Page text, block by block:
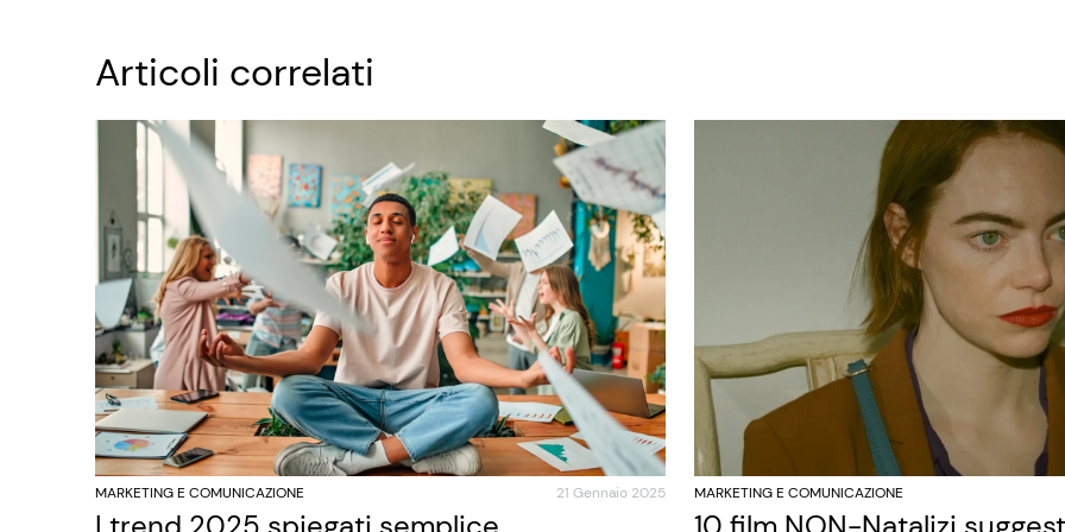
Articoli correlati
MARKETING E COMUNICAZIONE 21 Gennaio 2025 MARKETING E COMUNICAZIONE